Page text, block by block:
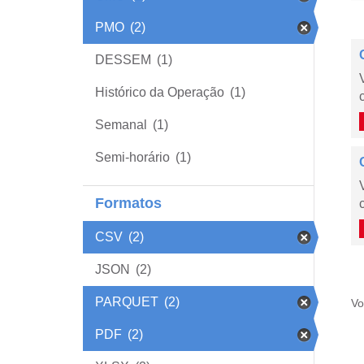
PMO (2)
DESSEM (1)
Histórico da Operação (1)
Semanal (1)
Semi-horário (1)
Formatos
CSV (2)
JSON (2)
PARQUET (2)
PDF (2)